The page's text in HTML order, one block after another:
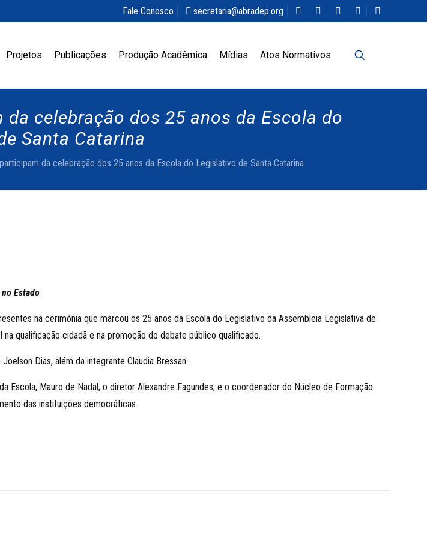
Fale Conosco secretaria@abradep.org
Projetos Publicações Produção Acadêmica Mídias Atos Normativos
celebração dos 25 anos da Escola do
Santa Catarina
da celebração dos 25 anos da Escola do Legislativo de Santa Catarina
Estado
na cerimônia que marcou os 25 anos da Escola do Legislativo da Assembleia Legislativa de
qualificação cidadã e na promoção do debate público qualificado.
Dias, além da integrante Claudia Bressan.
Mauro de Nadal; o diretor Alexandre Fagundes; e o coordenador do Núcleo de Formação
das instituições democráticas.